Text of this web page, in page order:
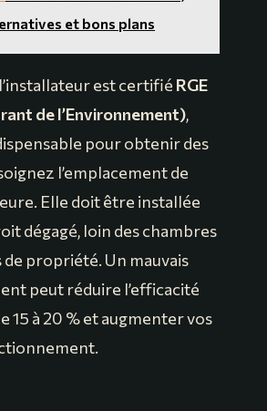
et bons plans
est certifié RGE
de l’Environnement),
pour obtenir des
l’emplacement de
Elle doit être installée
dégagé, loin des chambres
de propriété. Un mauvais
peut réduire l’efficacité
15 à 20 % et augmenter vos